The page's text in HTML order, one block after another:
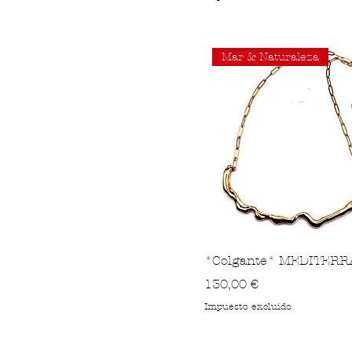
Mar & Naturaleza
*Colgante*
Precio
130,00 €
Impuesto excluido